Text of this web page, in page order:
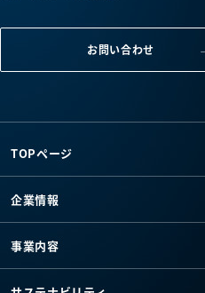
お問い合わせ
TOPページ
企業情報
事業内容